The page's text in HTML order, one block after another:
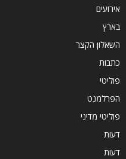
אירועים
בארץ
השאלון הקצר
כתבות
פוליטי
הפרלמנט
פוליטי מדיני
דעות
דעות